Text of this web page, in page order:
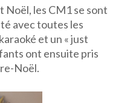
les CM1 se sont
avec toutes les
et un « just
ont ensuite pris
Noël.